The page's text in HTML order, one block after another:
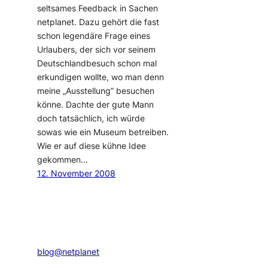
seltsames Feedback in Sachen
netplanet. Dazu gehört die fast
schon legendäre Frage eines
Urlaubers, der sich vor seinem
Deutschlandbesuch schon mal
erkundigen wollte, wo man denn
meine „Ausstellung“ besuchen
könne. Dachte der gute Mann
doch tatsächlich, ich würde
sowas wie ein Museum betreiben.
Wie er auf diese kühne Idee
gekommen…
12. November 2008
blog@netplanet